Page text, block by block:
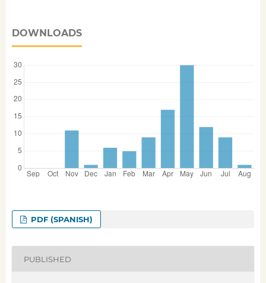
DOWNLOADS
PDF (SPANISH)
PUBLISHED